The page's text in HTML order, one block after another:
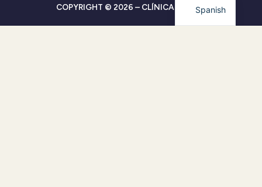
COPYRIGHT © 2026 – CLÍNICA CLEVERSpanish